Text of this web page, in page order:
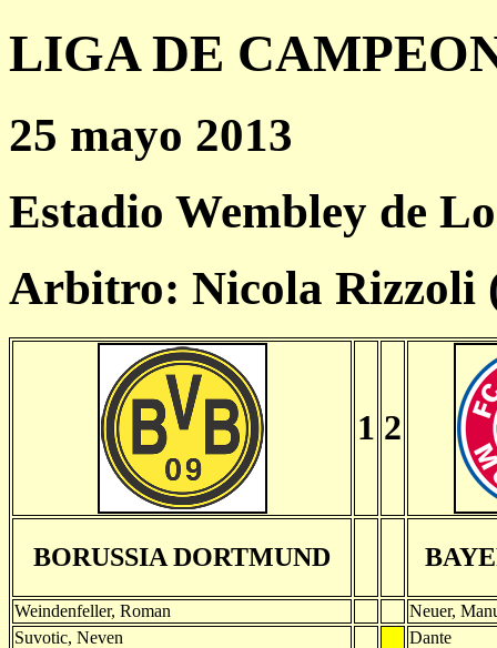
LIGA DE
25 mayo 2013
Estadio Wembley de
Arbitro: Nicola Rizzoli
1 2
BORUSSIA DORTMUND
Weindenfeller, Roman
Neuer,
Suvotic, Neven
Dante